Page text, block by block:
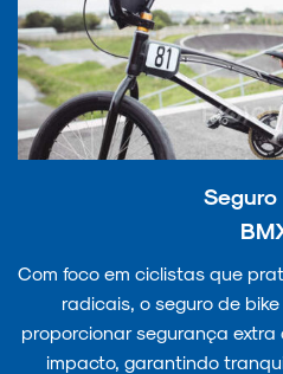
Seguro
Com foco em ciclistas que
radicais, o seguro de
proporcionar segurança
impacto, garantindo